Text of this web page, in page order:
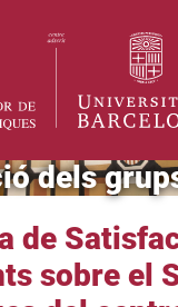
dels
de
sobre el